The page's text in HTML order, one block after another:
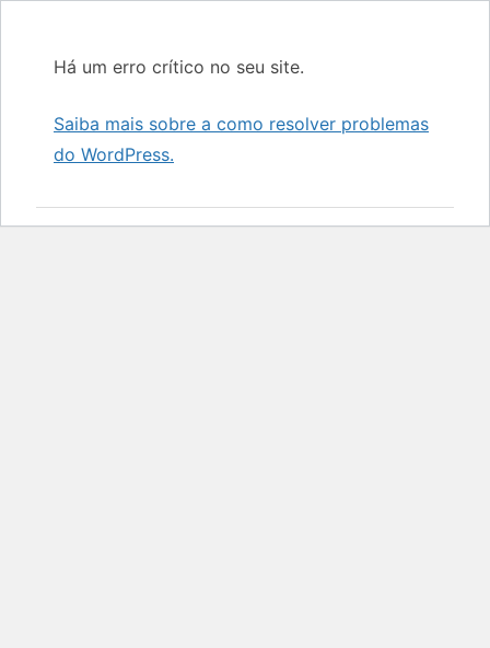
Há um erro crítico no seu site.
Saiba mais sobre a como resolver problemas
do WordPress.